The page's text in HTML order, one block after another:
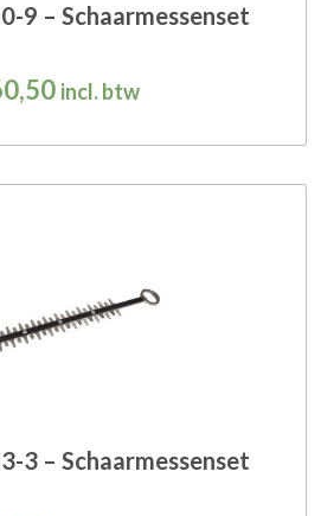
9 – Schaarmessenset
incl. btw
3 – Schaarmessenset